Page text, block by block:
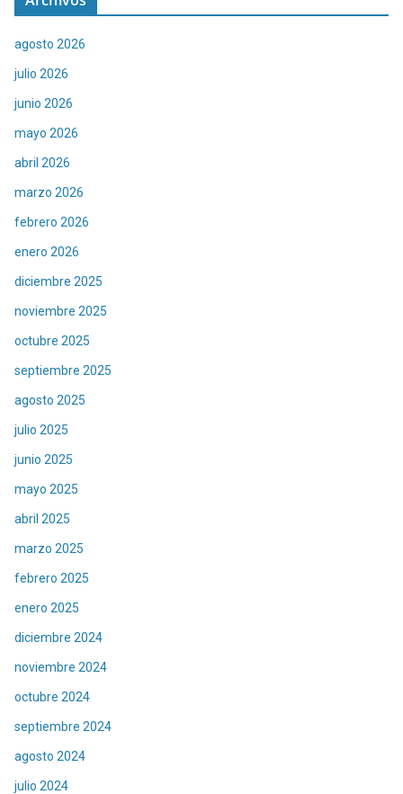
agosto 2026
julio 2026
junio 2026
mayo 2026
abril 2026
marzo 2026
febrero 2026
enero 2026
diciembre 2025
noviembre 2025
octubre 2025
septiembre 2025
agosto 2025
julio 2025
junio 2025
mayo 2025
abril 2025
marzo 2025
febrero 2025
enero 2025
diciembre 2024
noviembre 2024
octubre 2024
septiembre 2024
agosto 2024
julio 2024